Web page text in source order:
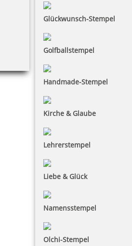
Glückwunsch-Stempel
Golfballstempel
Handmade-Stempel
Kirche & Glaube
Lehrerstempel
Liebe & Glück
Namensstempel
Olchi-Stempel